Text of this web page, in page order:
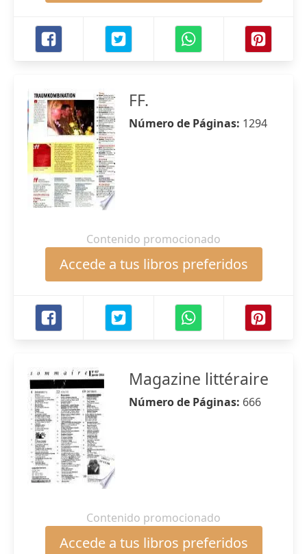
FF.
Número de Páginas: 1294
Contenido promocionado
Accede a tus libros preferidos
Magazine littéraire
Número de Páginas: 666
Contenido promocionado
Accede a tus libros preferidos